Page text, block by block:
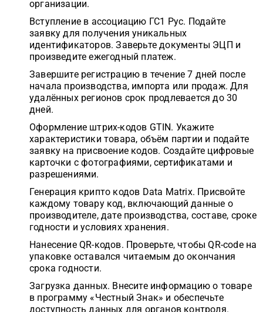
организации.
Вступление в ассоциацию ГС1 Рус. Подайте
заявку для получения уникальных
идентификаторов. Заверьте документы ЭЦП и
произведите ежегодный платеж.
Завершите регистрацию в течение 7 дней после
начала производства, импорта или продаж. Для
удалённых регионов срок продлевается до 30
дней.
Оформление штрих-кодов GTIN. Укажите
характеристики товара, объём партии и подайте
заявку на присвоение кодов. Создайте цифровые
карточки с фотографиями, сертификатами и
разрешениями.
Генерация крипто кодов Data Matrix. Присвойте
каждому товару код, включающий данные о
производителе, дате производства, составе, сроке
годности и условиях хранения.
Нанесение QR-кодов. Проверьте, чтобы QR-code на
упаковке оставался читаемым до окончания
срока годности.
Загрузка данных. Внесите информацию о товаре
в программу «Честный Знак» и обеспечьте
доступность данных для органов контроля.